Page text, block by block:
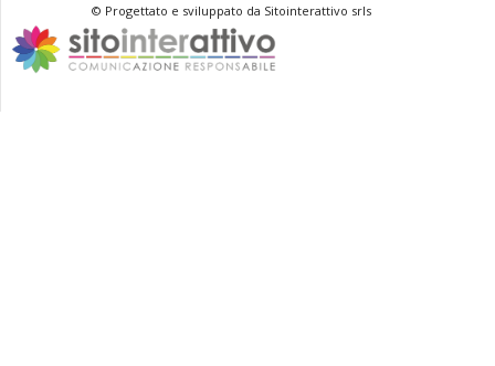
© Progettato e sviluppato da Sitointerattivo srls